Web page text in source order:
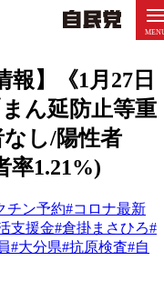
報】《1月27日
ん延防止等重
し/陽性者
率1.21%)
チン予約#コロナ最新
支援金#倉掛まさひろ#
#大分県#抗原検査#自